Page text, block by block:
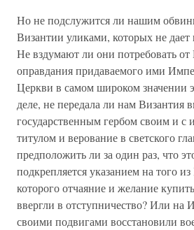
Но не подслужится ли нашим
Византии уликами, которых не дает
Не вздумают ли они потребовать от
оправдания придаваемого ими
Церкви в самом широком значении
деле, не передала ли нам Византия
государственным гербом своим и с
титулом и верование в светского
предположить ли за один раз, что
подкрепляется указанием на того
которого отчаяние и желание
ввергли в отступничество? Или на
своими подвигами восстановили